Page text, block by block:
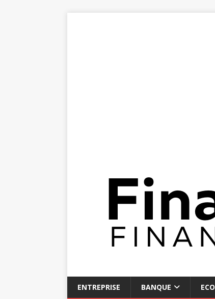
ENTREPRISE BANQUE